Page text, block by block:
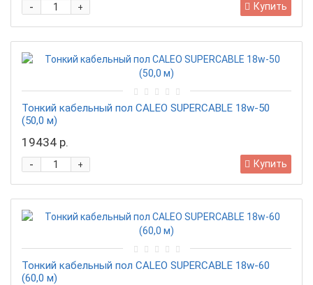
+
- Купить
Тонкий кабельный пол CALEO SUPERCABLE 18w-50
(50,0 м)
19434 р.
+
- Купить
Тонкий кабельный пол CALEO SUPERCABLE 18w-60
(60,0 м)